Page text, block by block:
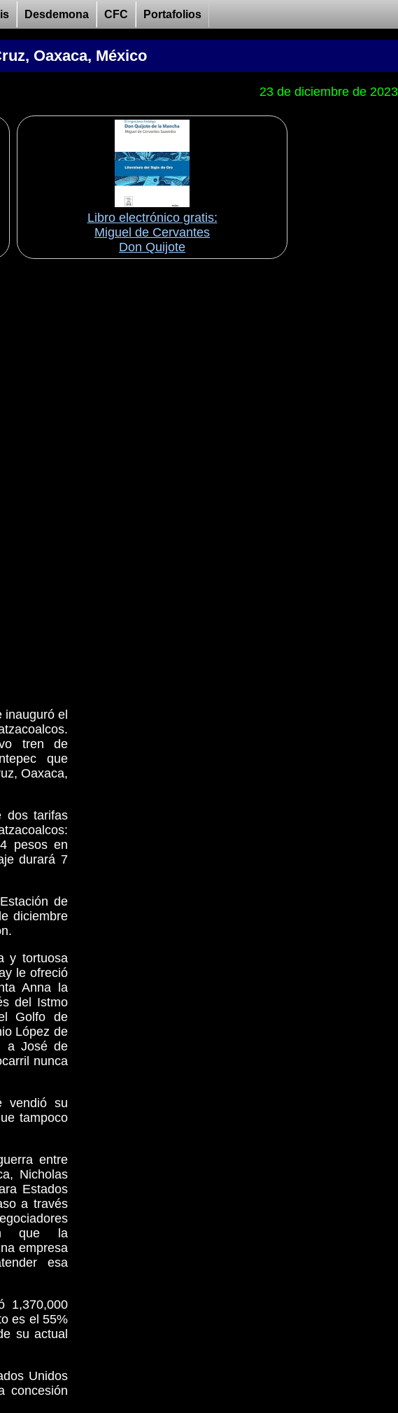
Desdemona CFC Portafolios
Oaxaca, México
23 de diciembre de 2023
Libro electrónico gratis:
Miguel de Cervantes
Don Quijote
inauguró el
tren de
que
Oaxaca,
dos tarifas
pesos en
durará 7
de
diciembre
y tortuosa
le ofreció
Anna la
del Istmo
Golfo de
López de
a José de
nunca
vendió su
tampoco
entre
Nicholas
Estados
a través
que la
empresa
esa
1,370,000
es el 55%
su actual
Unidos
concesión